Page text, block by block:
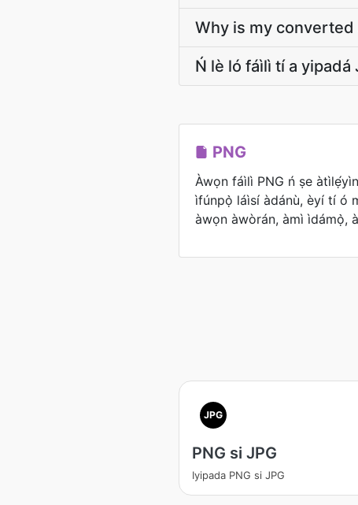
Why is my
Ń lè ló fáìlì tí a yipadá
PNG
Àwọn fáìlì PNG ń ṣe
ìfúnpọ̀ láìsí àdánù, èyí tí ó
àwọn àwòrán, àmì ìdámọ̀,
JPG
PNG si JPG
Iyipada PNG si JPG